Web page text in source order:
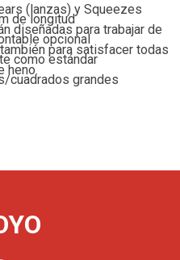
de longitud
opcional
como estándar
cuadrados grandes
(lanzas) y Squeezes
diseñadas para trabajar de
para satisfacer todas
heno.